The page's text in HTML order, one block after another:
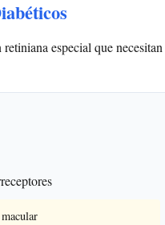
especial que necesitan